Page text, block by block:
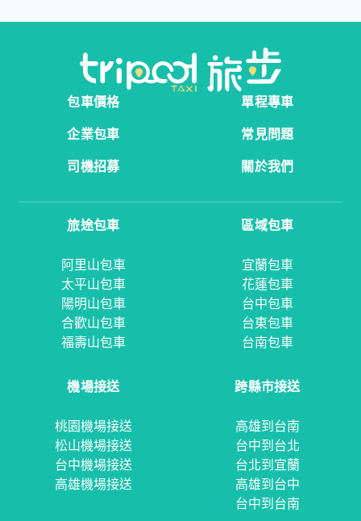
包車價格
單程專車
企業包車
常見問題
司機招募
關於我們
旅途包車
阿里山包車
太平山包車
陽明山包車
合歡山包車
福壽山包車
區域包車
宜蘭包車
花蓮包車
台中包車
台東包車
台南包車
機場接送
桃園機場接送
松山機場接送
台中機場接送
高雄機場接送
跨縣市接送
高雄到台南
台中到台北
台北到宜蘭
高雄到台中
台中到台南